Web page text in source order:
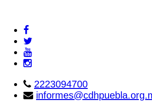
2223094700